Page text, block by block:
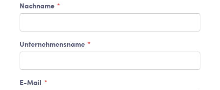
Nachname *
Unternehmensname *
E-Mail *